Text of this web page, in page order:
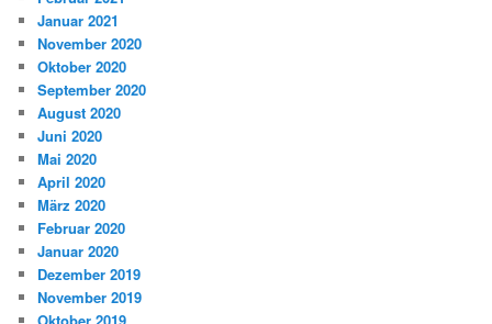
Januar 2021
November 2020
Oktober 2020
September 2020
August 2020
Juni 2020
Mai 2020
April 2020
März 2020
Februar 2020
Januar 2020
Dezember 2019
November 2019